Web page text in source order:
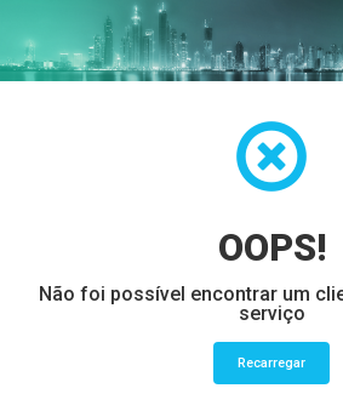
OOPS!
Não foi possível encontrar um
serviço
Recarregar